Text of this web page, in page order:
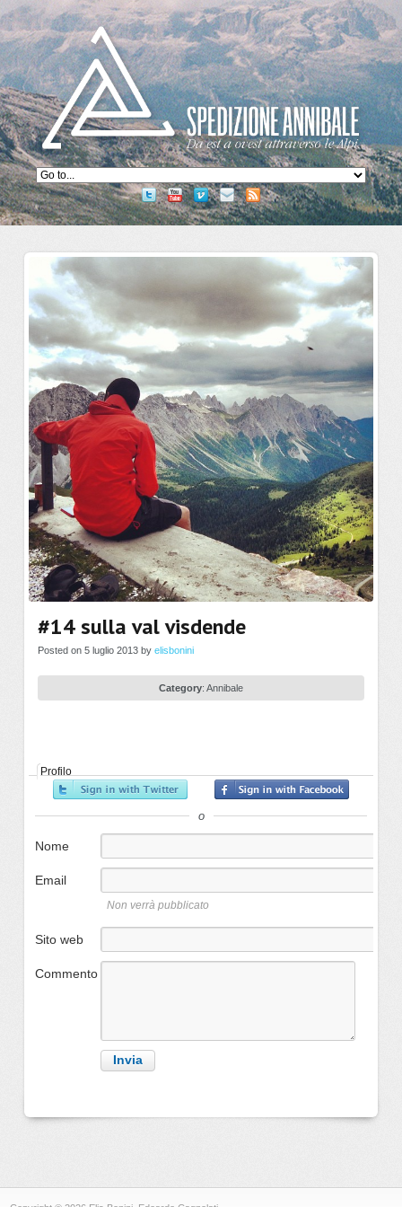
#14 sulla val visdende
Posted on 5 luglio 2013 by elisbonini
Category: Annibale
Profilo
o
Nome
Email
Non verrà pubblicato
Sito web
Commento